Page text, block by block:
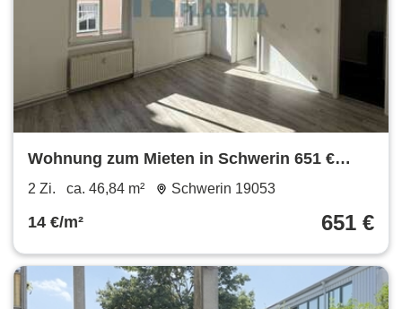
Wohnung zum Mieten in Schwerin 651 €
46.84 m²
2 Zi. ca. 46,84 m² Schwerin 19053
14 €/m² 651 €